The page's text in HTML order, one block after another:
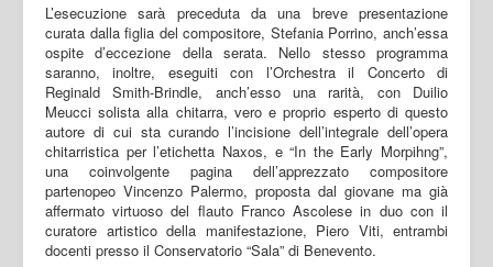
L’esecuzione sarà preceduta da una breve presentazione
curata dalla figlia del compositore, Stefania Porrino, anch’essa
ospite d’eccezione della serata. Nello stesso programma
saranno, inoltre, eseguiti con l’Orchestra il Concerto di
Reginald Smith-Brindle, anch’esso una rarità, con Duilio
Meucci solista alla chitarra, vero e proprio esperto di questo
autore di cui sta curando l’incisione dell’integrale dell’opera
chitarristica per l’etichetta Naxos, e “In the Early Morpihng”,
una coinvolgente pagina dell’apprezzato compositore
partenopeo Vincenzo Palermo, proposta dal giovane ma già
affermato virtuoso del flauto Franco Ascolese in duo con il
curatore artistico della manifestazione, Piero Viti, entrambi
docenti presso il Conservatorio “Sala” di Benevento.